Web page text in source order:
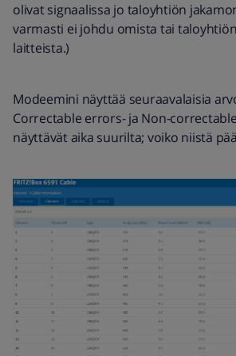
olivat signaalissa jo taloyhtiön
varmasti ei johdu omista tai
laitteista.)
Modeemini näyttää seuraavalaisia
Correctable errors- ja Non-
näyttävät aika suurilta; voiko niistä